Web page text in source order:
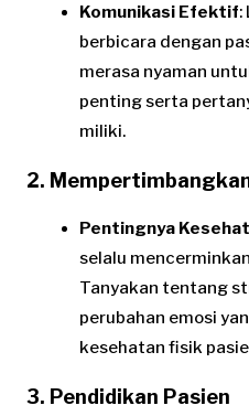
Komunikasi Efektif:
berbicara dengan
merasa nyaman
penting serta
miliki.
2.
Pentingnya
selalu
Tanyakan tentang
perubahan emosi
kesehatan fisik
3. Pendidikan Pasien